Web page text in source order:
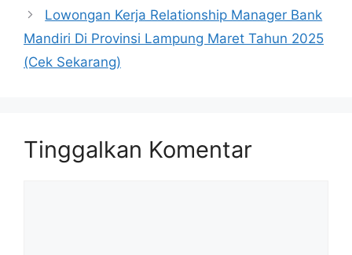
Lowongan Kerja Relationship Manager Bank
Mandiri Di Provinsi Lampung Maret Tahun 2025
(Cek Sekarang)
Tinggalkan Komentar